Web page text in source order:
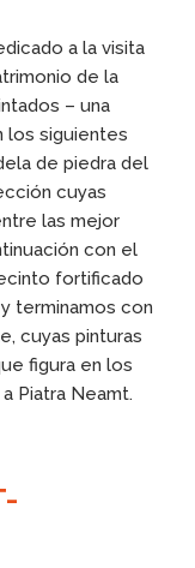
a la visita
de la
– una
los siguientes
de piedra del
cuyas
las mejor
con el
fortificado
terminamos con
cuyas pinturas
figura en los
Piatra Neamt.